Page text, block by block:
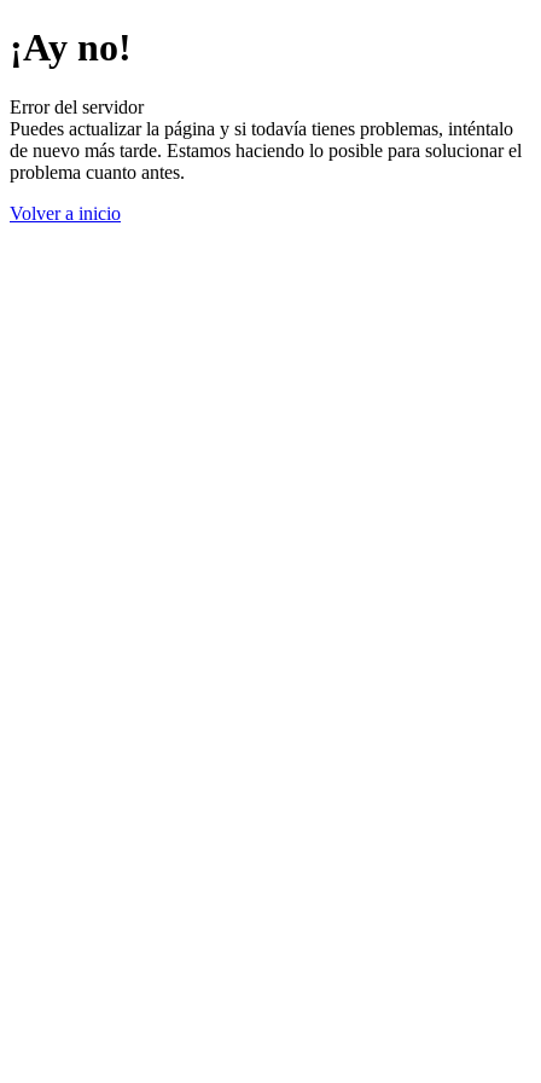
¡Ay no!
Error del servidor
Puedes actualizar la página y si todavía tienes problemas, inténtalo
de nuevo más tarde. Estamos haciendo lo posible para solucionar el
problema cuanto antes.
Volver a inicio